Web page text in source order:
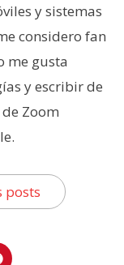
y sistemas
considero fan
me gusta
y escribir de
Zoom
posts